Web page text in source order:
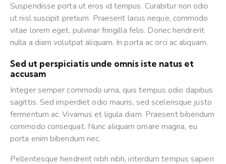
Suspendisse porta ut eros id tempus. Curabitur non odio
ut nisl suscipit pretium. Praesent lacus neque, commodo
vitae lorem eget, pulvinar fringilla felis. Donec hendrerit
nulla a diam volutpat aliquam. In porta ac orci ac aliquam.
Sed ut perspiciatis unde omnis iste natus et
accusam
Integer semper commodo urna, quis tempus odio dapibus
sagittis. Sed imperdiet odio mauris, sed scelerisque justo
fermentum ac. Vivamus et ligula diam. Praesent bibendum
commodo consequat. Nunc aliquam ornare magna, eu
porta enim bibendum nec.
Pellentesque hendrerit nibh nibh, interdum tempus sapien